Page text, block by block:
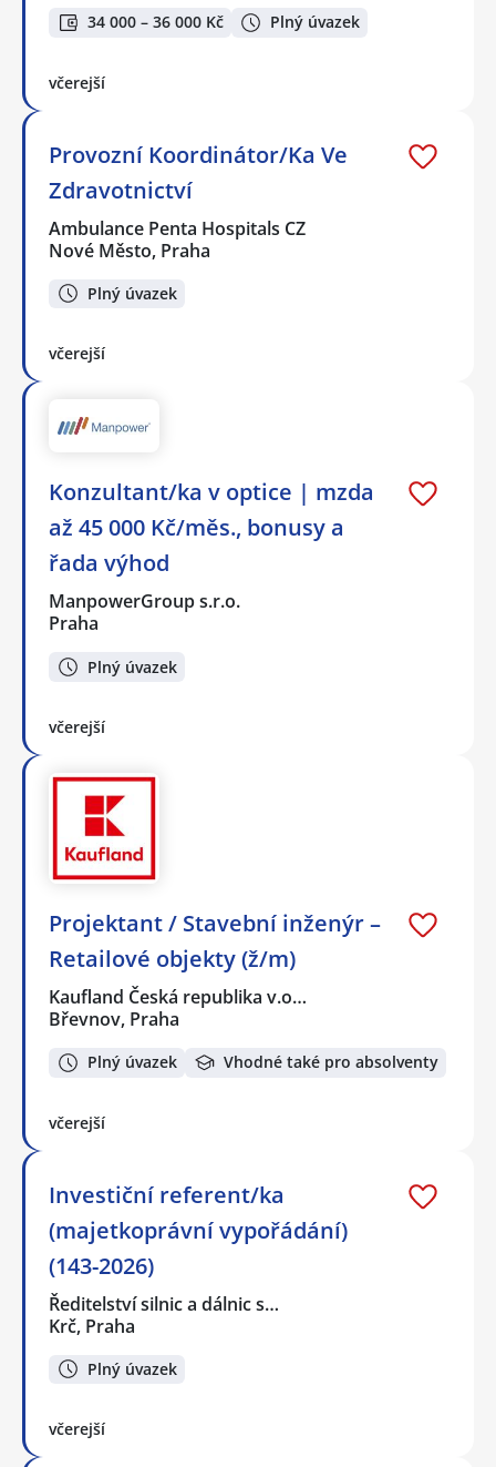
34 000 – 36 000 Kč Plný úvazek
včerejší
Provozní Koordinátor/Ka Ve
Zdravotnictví
Ambulance Penta Hospitals CZ
Nové Město, Praha
Plný úvazek
včerejší
Konzultant/ka v optice | mzda
až 45 000 Kč/měs., bonusy a
řada výhod
ManpowerGroup s.r.o.
Praha
Plný úvazek
včerejší
Projektant / Stavební inženýr –
Retailové objekty (ž/m)
Kaufland Česká republika v.o…
Břevnov, Praha
Plný úvazek Vhodné také pro absolventy
včerejší
Investiční referent/ka
(majetkoprávní vypořádání)
(143-2026)
Ředitelství silnic a dálnic s…
Krč, Praha
Plný úvazek
včerejší